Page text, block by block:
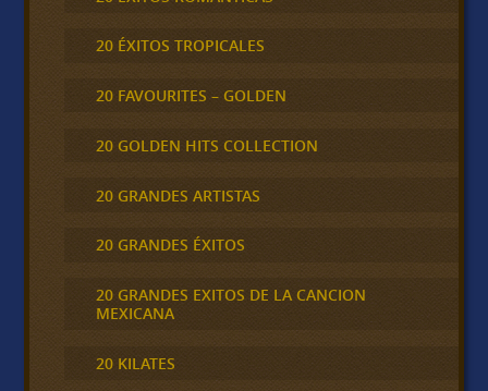
20 ÉXITOS TROPICALES
20 FAVOURITES – GOLDEN
20 GOLDEN HITS COLLECTION
20 GRANDES ARTISTAS
20 GRANDES ÉXITOS
20 GRANDES EXITOS DE LA CANCION
MEXICANA
20 KILATES